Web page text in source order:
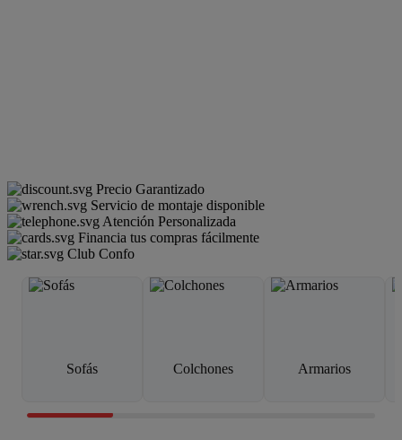
Precio Garantizado
Servicio de montaje disponible
Atención Personalizada
Financia tus compras fácilmente
Club Confo
Sofás Colchones Armarios